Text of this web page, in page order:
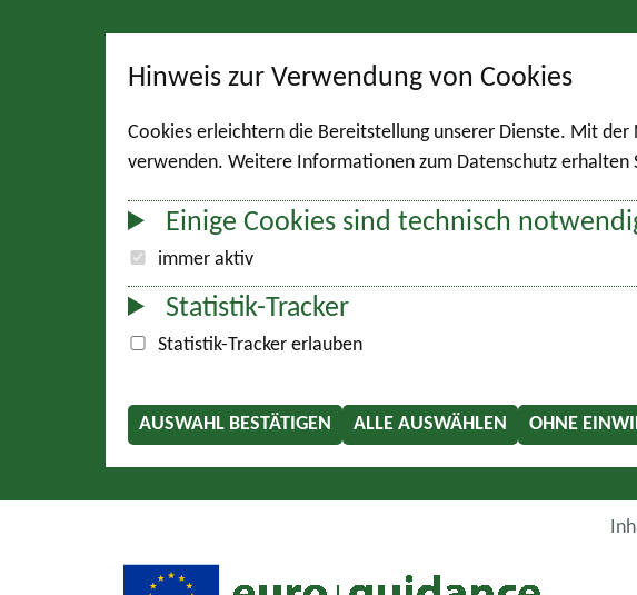
Hinweis zur Verwendung von Cookies
Cookies erleichtern die Bereitstellung unserer Dienste. Mit
verwenden. Weitere Informationen zum Datenschutz erhalten
Einige Cookies sind technisch
immer aktiv
Statistik-Tracker
Statistik-Tracker erlauben
AUSWAHL BESTÄTIGEN ALLE AUSWÄHLEN OHNE